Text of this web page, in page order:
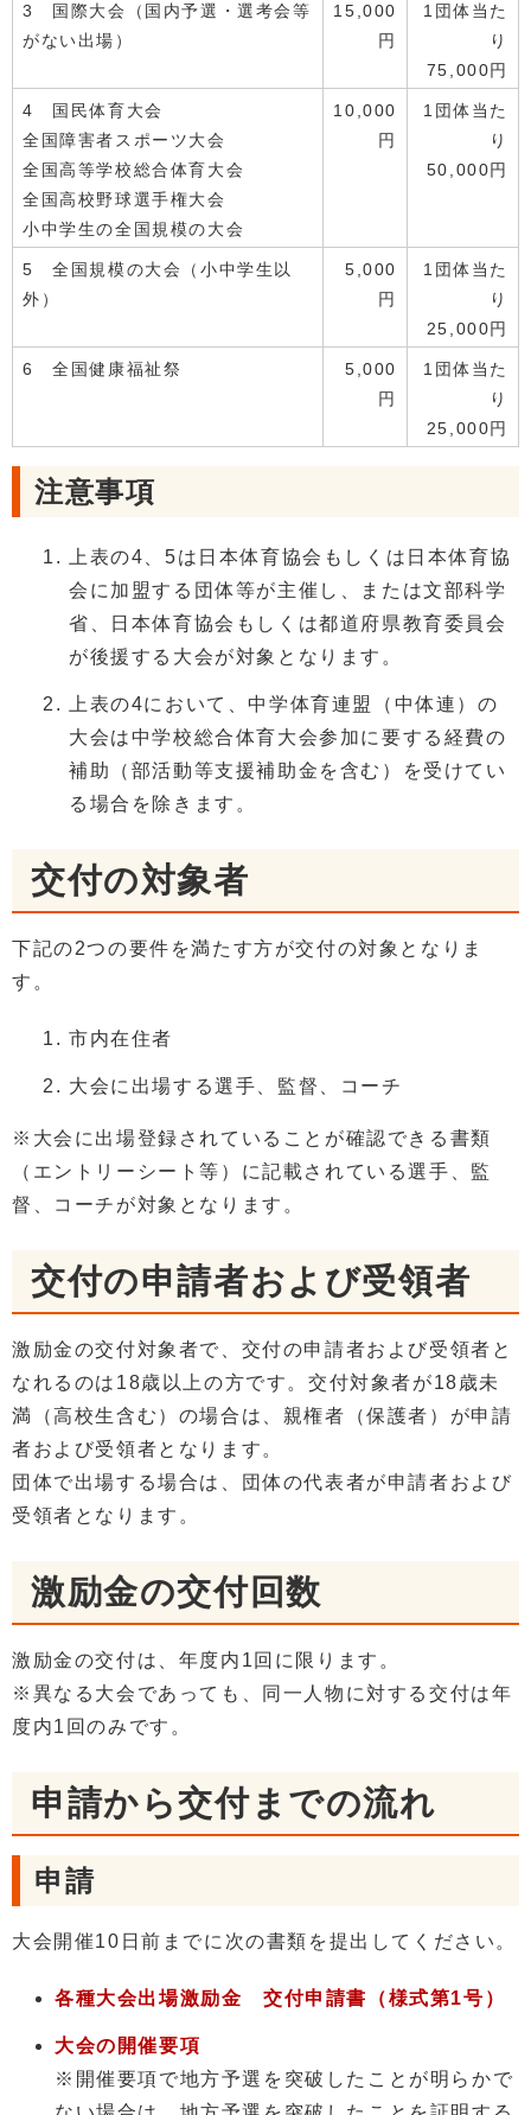
3 国際大会（国内予選・選考会等
がない出場）
15,000
円
1団体当た
り
75,000円
4 国民体育大会
全国障害者スポーツ大会
全国高等学校総合体育大会
全国高校野球選手権大会
小中学生の全国規模の大会
10,000
円
1団体当た
り
50,000円
5 全国規模の大会（小中学生以
外）
5,000
円
1団体当た
り
25,000円
6 全国健康福祉祭
5,000
円
1団体当た
り
25,000円
注意事項
上表の4、5は日本体育協会もしくは日本体育協
会に加盟する団体等が主催し、または文部科学
省、日本体育協会もしくは都道府県教育委員会
が後援する大会が対象となります。
上表の4において、中学体育連盟（中体連）の
大会は中学校総合体育大会参加に要する経費の
補助（部活動等支援補助金を含む）を受けてい
る場合を除きます。
交付の対象者
下記の2つの要件を満たす方が交付の対象となりま
す。
市内在住者
大会に出場する選手、監督、コーチ
※大会に出場登録されていることが確認できる書類
（エントリーシート等）に記載されている選手、監
督、コーチが対象となります。
交付の申請者および受領者
激励金の交付対象者で、交付の申請者および受領者と
なれるのは18歳以上の方です。交付対象者が18歳未
満（高校生含む）の場合は、親権者（保護者）が申請
者および受領者となります。
団体で出場する場合は、団体の代表者が申請者および
受領者となります。
激励金の交付回数
激励金の交付は、年度内1回に限ります。
※異なる大会であっても、同一人物に対する交付は年
度内1回のみです。
申請から交付までの流れ
申請
大会開催10日前までに次の書類を提出してください。
各種大会出場激励金 交付申請書（様式第1号）
大会の開催要項
※開催要項で地方予選を突破したことが明らかで